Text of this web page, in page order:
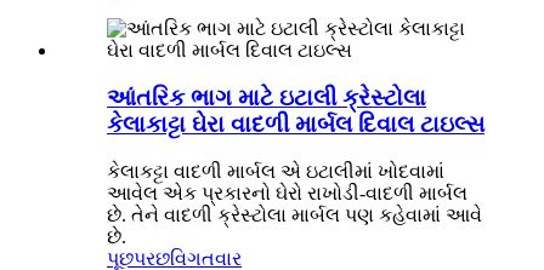
આંતરિક ભાગ માટે ઇટાલી ક્રેસ્ટોલા
કેલાકાટ્ટા ઘેરા વાદળી માર્બલ દિવાલ ટાઇલ્સ
કેલાકટ્ટા વાદળી માર્બલ એ ઇટાલીમાં ખોદવામાં
આવેલ એક પ્રકારનો ઘેરો રાખોડી-વાદળી માર્બલ
છે. તેને વાદળી ક્રેસ્ટોલા માર્બલ પણ કહેવામાં આવે
છે.
પૂછપરછવિગતવાર